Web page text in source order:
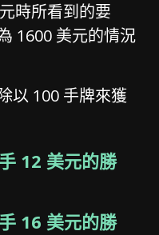
時所看到的要
1600 美元的情況
以 100 手牌來獲
12 美元的勝
16 美元的勝